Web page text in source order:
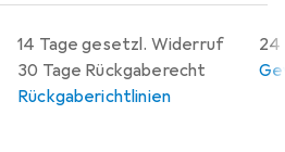
14 Tage gesetzl. Widerruf
30 Tage Rückgaberecht
Rückgaberichtlinien
24